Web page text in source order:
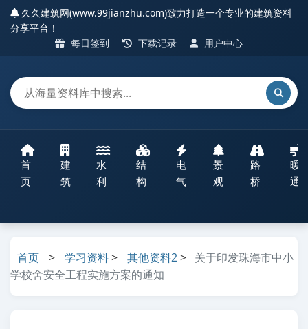
久久建筑网(www.99jianzhu.com)致力打造一个专业的建筑资料
分享平台！
每日签到
下载记录 用户中心
首
页
建
筑
水
利
结
构
电
气
景
观
路
桥
暖
通
首页 > 学习资料> 其他资料2> 关于印发珠海市中小
学校舍安全工程实施方案的通知